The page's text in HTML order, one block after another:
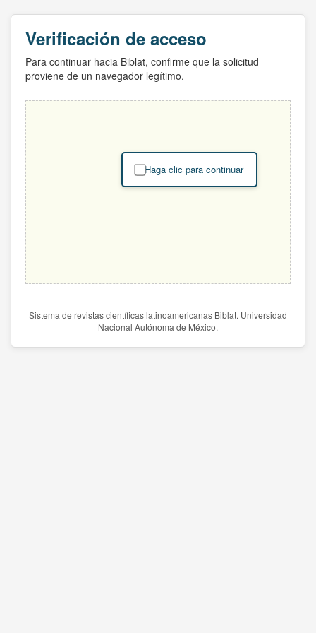
Verificación de acceso
Para continuar hacia Biblat, confirme que la solicitud
proviene de un navegador legítimo.
Haga clic para continuar
Sistema de revistas científicas latinoamericanas Biblat. Universidad
Nacional Autónoma de México.